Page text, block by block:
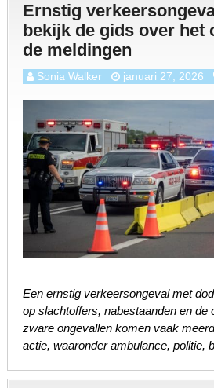
Ernstig
bekijk de gids over het
de meldingen
Sonia Walker januari 27, 2026
Een ernstig verkeersongeval met
op slachtoffers, nabestaanden en de
zware ongevallen komen vaak
actie, waaronder ambulance, politie,